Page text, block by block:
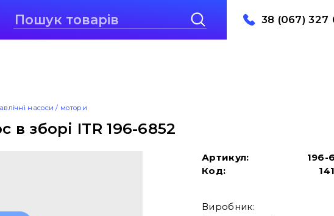
38 (067) 327
насоси / мотори
в зборі ITR 196-6852
Артикул:
196-
Код:
Виробник: